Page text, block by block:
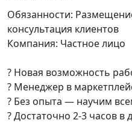
Обязанности:
консультация клиентов
Компания: Частное лицо
? Новая возможность
? Менеджер в
? Без опыта — научим
? Достаточно 2-3 часов в